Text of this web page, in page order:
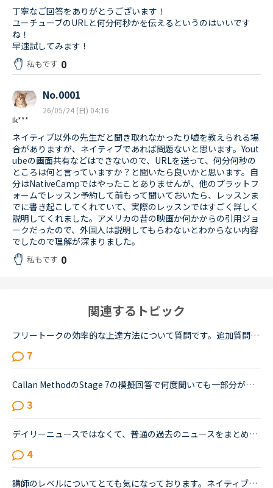
丁寧なご回答をありがとうございます！
​ユーチューブのURLと何分何秒かを伝えるというのはいいです
ね！
早速試してみます！
私もです 0
Ik***
No.0001
26/05/24 (日) 04:16
ネイティブ以外の先生だと聞き取れなかったり嘘を教えられる場
合がありますが、ネイティブであれば問題ないと思います。Yout
ubeの画面共有などはできないので、URLを送って、何分何秒の
ところは何と言っていますか？と聞いたら良いかと思います。自
分はNativeCampではやったことありませんが、他のプラットフ
ォームでレッスン予約して前もって聞いておいたら、レッスンま
でに書き起こしてくれていて、実際のレッスンではすごく詳しく
説明してくれました。アメリカの昔の映画か何かからの引用ジョ
ークだったので、外国人は説明してもらわないとわからない内容
でしたので理解が深まりました。
私もです 0
関連するトピック
フリートークの効率的な上達方法について質問です。追加質問の為、コメントに投稿致しました。私はこれまで、Callan、SIDE by SIDE、文法等インプット中心の教材で約1年ほど受講してきましたが、今後はフリートー...
7
Callan MethodのStage 7の模擬回答で何度聞いても一部分が聞き取れず理解できない箇所があり、下記の英文について質問致します。Callan MethodのStage 7の音声アプリの下記の模擬回答についてですが、その模擬回...
3
デイリーニュースではなくて、普通の過去のニュースをまとめた方のニュースの受講について、受講経験のある方教えてください。昨日初めてニュース中級を3つ受けました。スクリプトを見ずに、最初にオーディオを聞...
4
講師のレベルについてとても気になっております。ネイティブキャンプをはじめて3年です。文法と発音の基礎から始めてきたおかげで、段々と言いたいことを表現でき、先生の話していることもほぼ理解できるようにな...